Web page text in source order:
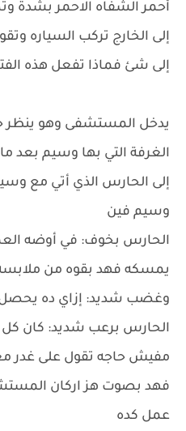
أحمر الشفاه الاحمر بشدة
إلى الخارج تركب السياره
إلى شئ فماذا تفعل هذه
يدخل المستشفى وهو ينظر
الغرفة التي بها وسيم بعد
إلى الحارس الذي أتي مع
وسيم فين
الحارس بخوف: في أوضه
يمسكه فهد بقوه من
وغضب شديد: إزاي ده يحصل
الحارس برعب شديد: كان كل
مفيش حاجه تقول على غدر
فهد بصوت هز اركان
عمل كده